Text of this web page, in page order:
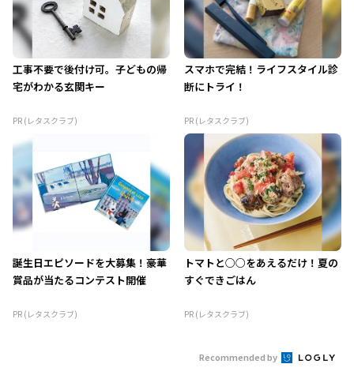
工事不要で後付け可。子どもの帰
宅がわかる玄関キー
PR (レタスクラブ)
スマホで完結！ライフスタイル診
断にトライ！
PR (レタスクラブ)
誕生日エピソードを大募集！豪華
賞品が当たるコンテスト開催
PR (レタスクラブ)
トマトと○○をあえるだけ！夏の
すぐできごはん
PR (レタスクラブ)
Recommended by